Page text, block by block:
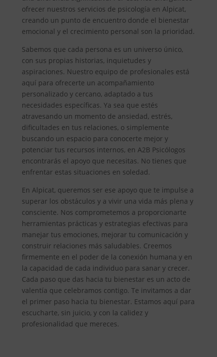
ofrecer nuestros servicios de psicología en Alpicat,
creando un punto de encuentro donde el bienestar
emocional y el crecimiento personal son la prioridad.
Sabemos que cada persona es un universo único,
con sus propias historias, inquietudes y
aspiraciones. Nuestro equipo de profesionales está
aquí para ofrecerte un acompañamiento
personalizado y cercano, adaptado a tus
necesidades específicas. Ya sea que estés
atravesando un momento de ansiedad, estrés,
dificultades en tus relaciones, o simplemente
buscando un espacio para conocerte mejor y
potenciar tus recursos internos, en A2B Psicólogos
encontrarás el apoyo que necesitas. No tienes que
enfrentar estas situaciones en soledad.
En Alpicat, queremos ser ese apoyo que te impulse a
superar los obstáculos y a vivir una vida más plena y
consciente. Nos comprometemos a proporcionarte
herramientas prácticas y estrategias efectivas para
manejar tus emociones, mejorar tu comunicación y
construir relaciones más saludables. Creemos
firmemente en el poder de la conexión humana y en
la capacidad de cada individuo para sanar y crecer.
Cada paso que das hacia tu bienestar es un acto de
valentía que celebramos contigo. Te invitamos a dar
el primer paso hacia tu bienestar. Estamos aquí para
escucharte, sin juicio, y con la calidez y
profesionalidad que mereces.